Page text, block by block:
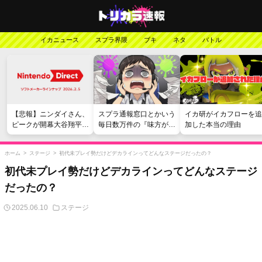
イカニュース スプラ界隈 ブキ ネタ バトル
【悲報】ニンダイさん、
ピークが開幕大谷翔平の
がっかりダイレクトだっ
たと言われてしまう
スプラ通報窓口とかいう
毎日数万件の『味方が弱
い』愚痴を読まされる苦
行
イカ研がイカフローを追
加した本当の理由
ホーム > ステージ > 初代未プレイ勢だけどデカラインってどんなステージだったの？
初代未プレイ勢だけどデカラインってどんなステージ
だったの？
2025.06.10 ステージ